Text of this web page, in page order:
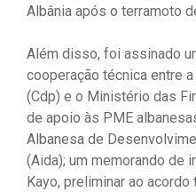
Albânia após o terramoto
Além disso, foi assinado
cooperação técnica entre
(Cdp) e o Ministério das
de apoio às PME
Albanesa de
(Aida); um memorando de
Kayo, preliminar ao acordo